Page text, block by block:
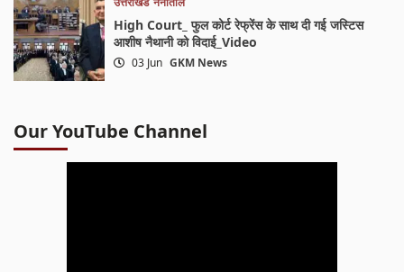
High Court_ फुल कोर्ट रेफ्रेंस के साथ दी गई जस्टिस
आशीष नैथानी को विदाई_Video
03 Jun GKM News
Our YouTube Channel